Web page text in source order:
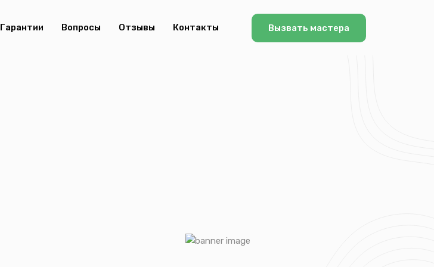
Гарантии Вопросы Отзывы Контакты Вызвать мастера